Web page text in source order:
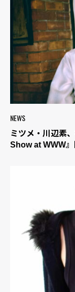
NEWS
ミツメ・川辺素
Show at WWW